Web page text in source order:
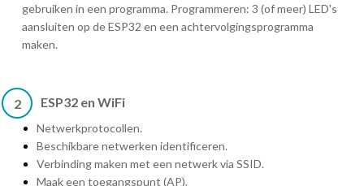
gebruiken in een programma. Programmeren: 3 (of meer) LED's
aansluiten op de ESP32 en een achtervolgingsprogramma
maken.
2 ESP32 en WiFi
Netwerkprotocollen.
Beschikbare netwerken identificeren.
Verbinding maken met een netwerk via SSID.
Maak een toegangspunt (AP).